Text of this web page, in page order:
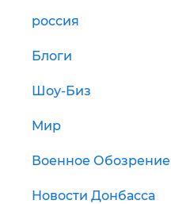
россия
Блоги
Шоу-Биз
Мир
Военное Обозрение
Новости Донбасса